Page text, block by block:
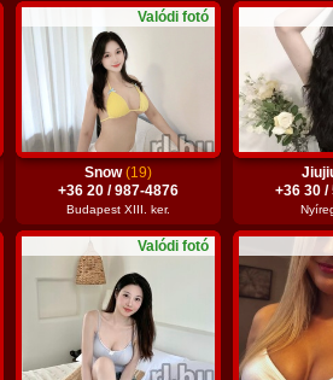
Valódi fotó
Snow(19)
+36 20 / 987-4876
Budapest XIII. ker.
+36 30 /
Valódi fotó